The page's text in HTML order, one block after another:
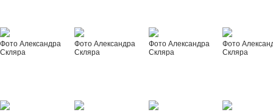
Фото Александра
Скляра
Фото Александра
Скляра
Фото Александра
Скляра
Фото
Скляра